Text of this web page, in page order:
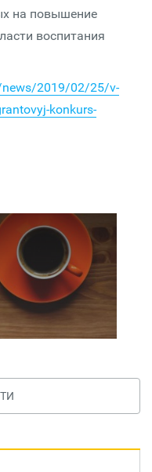
на повышение
воспитания
2019/02/25/v-
konkurs-